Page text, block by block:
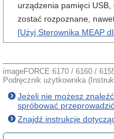
urządzenia pamięci
zostać rozpoznane,
[Użyj Sterownika MEAP
imageFORCE 6170 / 6160 /
Podręcznik użytkownika
Jeżeli nie możesz
spróbować
Znajdź instrukcje